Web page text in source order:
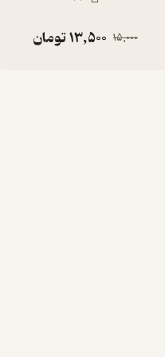
15,000
13,500تومان